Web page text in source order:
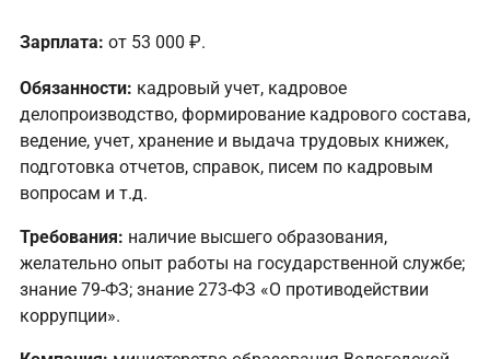
Зарплата: от 53 000 ₽.
Обязанности: кадровый учет, кадровое
делопроизводство, формирование кадрового состава,
ведение, учет, хранение и выдача трудовых книжек,
подготовка отчетов, справок, писем по кадровым
вопросам и т.д.
Требования: наличие высшего образования,
желательно опыт работы на государственной службе;
знание 79-ФЗ; знание 273-ФЗ «О противодействии
коррупции».